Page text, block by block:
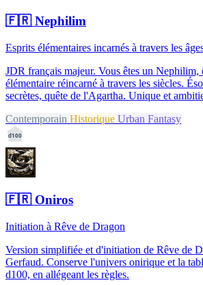
🇫🇷Nephilim
Esprits élémentaires incarnés à travers les
JDR français majeur. Vous êtes un Nephilim,
élémentaire réincarné à travers les siècles.
secrètes, quête de l'Agartha. Unique et
Contemporain Historique Urban Fantasy
d100
🇫🇷Oniros
Initiation à Rêve de Dragon
Version simplifiée et d'initiation de Rêve de
Gerfaud. Conserve l'univers onirique et la
d100, en allégeant les règles.